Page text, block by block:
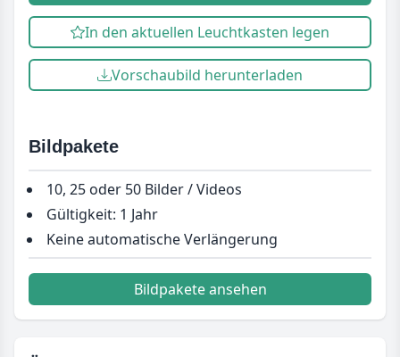
In den aktuellen Leuchtkasten legen
Vorschaubild herunterladen
Bildpakete
10, 25 oder 50 Bilder / Videos
Gültigkeit: 1 Jahr
Keine automatische Verlängerung
Bildpakete ansehen